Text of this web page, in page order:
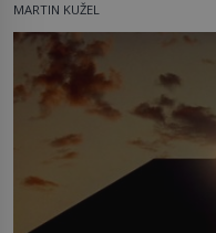
MARTIN KUŽEL